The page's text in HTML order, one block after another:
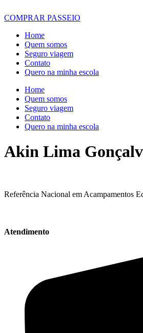
COMPRAR PASSEIO
Home
Quem somos
Seguro viagem
Contato
Quero na minha escola
Home
Quem somos
Seguro viagem
Contato
Quero na minha escola
Akin Lima
Referência Nacional em Acampamentos
Atendimento